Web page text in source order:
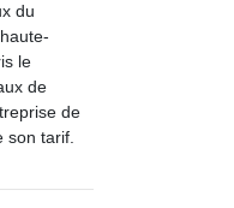
du
le
de
de
son tarif.